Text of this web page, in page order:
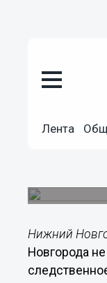
Лента
Нижний
Новгорода